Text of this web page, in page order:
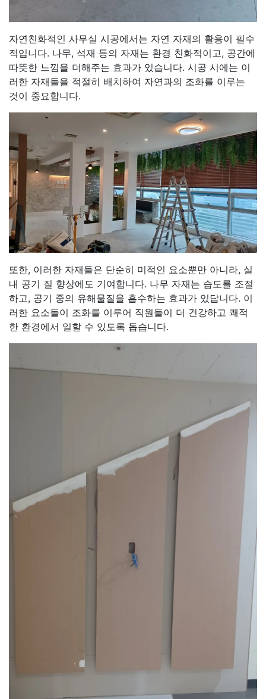
자연친화적인 사무실 시공에서는 자연 자재의 활용이 필수
적입니다. 나무, 석재 등의 자재는 환경 친화적이고, 공간에
따뜻한 느낌을 더해주는 효과가 있습니다. 시공 시에는 이
러한 자재들을 적절히 배치하여 자연과의 조화를 이루는
것이 중요합니다.
또한, 이러한 자재들은 단순히 미적인 요소뿐만 아니라, 실
내 공기 질 향상에도 기여합니다. 나무 자재는 습도를 조절
하고, 공기 중의 유해물질을 흡수하는 효과가 있답니다. 이
러한 요소들이 조화를 이루어 직원들이 더 건강하고 쾌적
한 환경에서 일할 수 있도록 돕습니다.